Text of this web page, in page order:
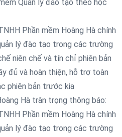
Quản lý đào tạo theo học
Phần mềm Hoàng Hà chính
lý đào tạo trong các trường
niên chế và tín chỉ phiên bản
đủ và hoàn thiện, hỗ trợ toàn
phiên bản trước kia
Hà trân trọng thông báo:
Phần mềm Hoàng Hà chính
lý đào tạo trong các trường